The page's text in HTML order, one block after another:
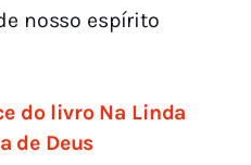
nosso espírito
do livro Na Linda
de Deus